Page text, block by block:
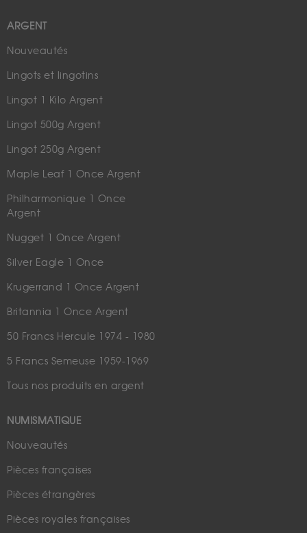
ARGENT
Nouveautés
Lingots et lingotins
Lingot 1 Kilo Argent
Lingot 500g Argent
Lingot 250g Argent
Maple Leaf 1 Once Argent
Philharmonique 1 Once
Argent
Nugget 1 Once Argent
Silver Eagle 1 Once
Krugerrand 1 Once Argent
Britannia 1 Once Argent
50 Francs Hercule 1974 - 1980
5 Francs Semeuse 1959-1969
Tous nos produits en argent
NUMISMATIQUE
Nouveautés
Pièces françaises
Pièces étrangères
Pièces royales françaises